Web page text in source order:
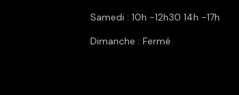
Samedi : 10h -12h30 14h -17h
Dimanche : Fermé